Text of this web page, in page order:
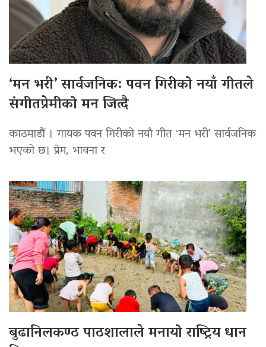
‘मन भरी’ सार्वजनिक: पवन गिरीको नयाँ गीतले
संगीतप्रेमीको मन जित्दै
काठमाडौं । गायक पवन गिरीको नयाँ गीत ‘मन भरी’ सार्वजनिक
भएको छ। प्रेम, भावना र
बुढानिलकण्ठ पाठशालाले मनायो राष्ट्रिय धान